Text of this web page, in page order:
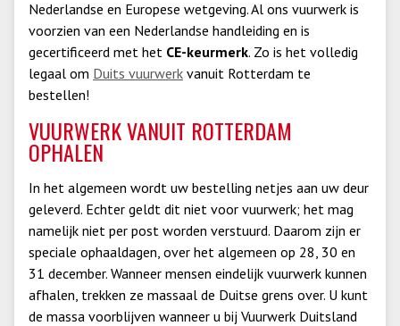
Nederlandse en Europese wetgeving. Al ons vuurwerk is
voorzien van een Nederlandse handleiding en is
gecertificeerd met het CE-keurmerk. Zo is het volledig
legaal om Duits vuurwerk vanuit Rotterdam te
bestellen!
VUURWERK VANUIT ROTTERDAM
OPHALEN
In het algemeen wordt uw bestelling netjes aan uw deur
geleverd. Echter geldt dit niet voor vuurwerk; het mag
namelijk niet per post worden verstuurd. Daarom zijn er
speciale ophaaldagen, over het algemeen op 28, 30 en
31 december. Wanneer mensen eindelijk vuurwerk kunnen
afhalen, trekken ze massaal de Duitse grens over. U kunt
de massa voorblijven wanneer u bij Vuurwerk Duitsland